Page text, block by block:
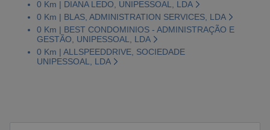
0 Km | DIANA LEDO, UNIPESSOAL, LDA
0 Km | BLAS, ADMINISTRATION SERVICES, LDA
0 Km | BEST CONDOMINIOS - ADMINISTRAÇÃO E
GESTÃO, UNIPESSOAL, LDA
0 Km | ALLSPEEDDRIVE, SOCIEDADE
UNIPESSOAL, LDA